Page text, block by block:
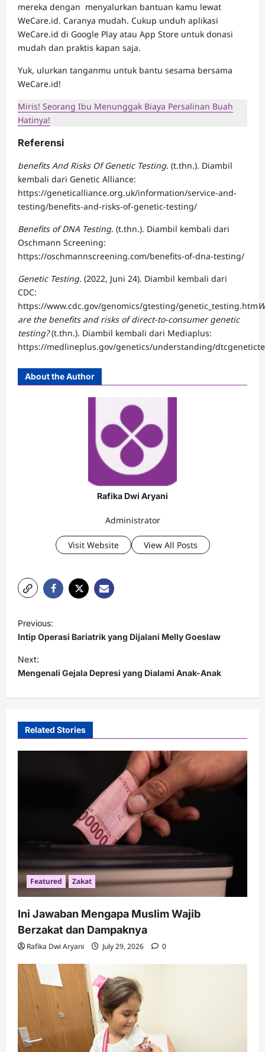
mereka dengan menyalurkan bantuan kamu lewat
WeCare.id. Caranya mudah. Cukup unduh aplikasi
WeCare.id di Google Play atau App Store untuk donasi
mudah dan praktis kapan saja.
Yuk, ulurkan tanganmu untuk bantu sesama bersama
WeCare.id!
Miris! Seorang Ibu Menunggak Biaya Persalinan Buah
Hatinya!
Referensi
benefits And Risks Of Genetic Testing. (t.thn.). Diambil
kembali dari Genetic Alliance:
https://geneticalliance.org.uk/information/service-and-
testing/benefits-and-risks-of-genetic-testing/
Benefits of DNA Testing. (t.thn.). Diambil kembali dari
Oschmann Screening:
https://oschmannscreening.com/benefits-of-dna-testing/
Genetic Testing. (2022, Juni 24). Diambil kembali dari
CDC:
https://www.cdc.gov/genomics/gtesting/genetic_testing.htm
are the benefits and risks of direct-to-consumer genetic
testing?(t.thn.). Diambil kembali dari Mediaplus:
https://medlineplus.gov/genetics/understanding/
About the Author
Rafika Dwi Aryani
Administrator
Visit Website View All Posts
o
s
t
v
Previous:
Intip Operasi Bariatrik yang Dijalani Melly Goeslaw
Next:
Mengenali Gejala Depresi yang Dialami Anak-Anak
Related Stories
Featured Zakat
Ini Jawaban Mengapa Muslim Wajib
Berzakat dan Dampaknya
Rafika Dwi Aryani July 29, 2026 0